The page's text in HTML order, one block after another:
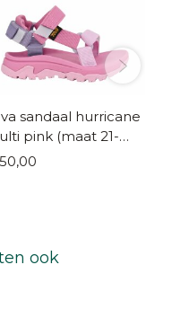
sandaal hurricane
pink (maat 21-
39)
ook